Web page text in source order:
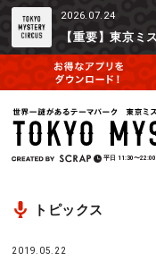
2026.07.24
平日 11:30〜22:00
トピックス
2019.05.22